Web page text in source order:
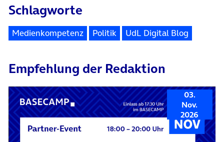
Schlagworte
Medienkompetenz Politik UdL Digital Blog
Empfehlung der Redaktion
03.
Nov.
2026